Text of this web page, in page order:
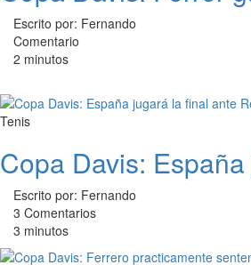
Escrito por: Fernando
Comentario
2 minutos
Tenis
Copa Davis:
Escrito por: Fernando
3 Comentarios
3 minutos